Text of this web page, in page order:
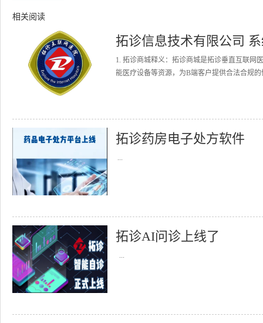
相关阅读
拓诊信息技术有限公司
1. 拓诊商城释义：拓诊商城是拓诊垂直互联网
能医疗设备等资源，为B端客户提供合法合规
拓诊药房电子处方软件
...
拓诊AI问诊上线了
...